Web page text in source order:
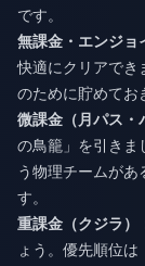
です。
無課金・エンジョ
快適にクリアでき
のために貯めてお
微課金（月パス・
の鳥籠」を引きま
う物理チームが
す。
重課金（クジラ）
ょう。優先順位